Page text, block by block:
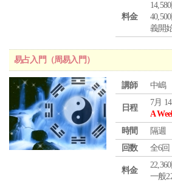
料金
義開
易占入門（周易入門）
講師 中嶋
日程
7月
A
時間
隔週
回数
全6回
料金
一般